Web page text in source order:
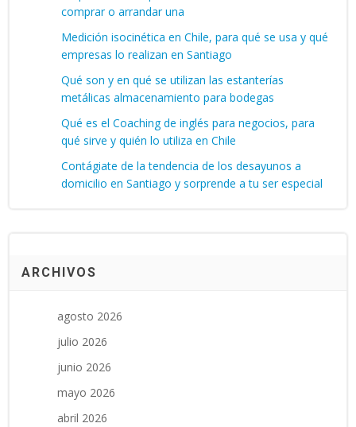
comprar o arrandar una
Medición isocinética en Chile, para qué se usa y qué
empresas lo realizan en Santiago
Qué son y en qué se utilizan las estanterías
metálicas almacenamiento para bodegas
Qué es el Coaching de inglés para negocios, para
qué sirve y quién lo utiliza en Chile
Contágiate de la tendencia de los desayunos a
domicilio en Santiago y sorprende a tu ser especial
ARCHIVOS
agosto 2026
julio 2026
junio 2026
mayo 2026
abril 2026